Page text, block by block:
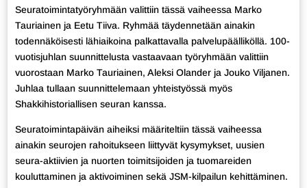
Seuratoimintatyöryhmään valittiin tässä vaiheessa Marko
Tauriainen ja Eetu Tiiva. Ryhmää täydennetään ainakin
todennäköisesti lähiaikoina palkattavalla palvelupäälliköllä. 100-
vuotisjuhlan suunnittelusta vastaavaan työryhmään valittiin
vuorostaan Marko Tauriainen, Aleksi Olander ja Jouko Viljanen.
Juhlaa tullaan suunnittelemaan yhteistyössä myös
Shakkihistoriallisen seuran kanssa.
Seuratoimintapäivän aiheiksi määriteltiin tässä vaiheessa
ainakin seurojen rahoitukseen liittyvät kysymykset, uusien
seura-aktiivien ja nuorten toimitsijoiden ja tuomareiden
kouluttaminen ja aktivoiminen sekä JSM-kilpailun kehittäminen.